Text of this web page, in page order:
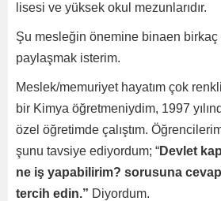
lisesi ve yüksek okul mezunlarıdır.
Şu mesleğin önemine binaen birkaç
paylaşmak isterim.
Meslek/memuriyet hayatım çok
bir Kimya öğretmeniydim, 1997
özel öğretimde çalıştım.
şunu tavsiye ediyordum; “Devlet
ne iş yapabilirim? sorusuna
tercih edin.” Diyordum.